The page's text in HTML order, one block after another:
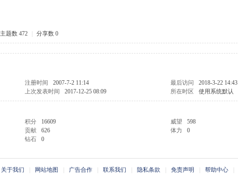
主题数 472 分享数 0
注册时间 2007-7-2 11:14 最后访问
2018-3-22 14:43
上次发表时间 2017-12-25 08:09 所在时区 使用系统默认
积分 16609 威望
598
贡献 626 体力
0
钻石 0
关于我们 网站地图 广告合作 联系我们 隐私条款 免责声明 帮助中心